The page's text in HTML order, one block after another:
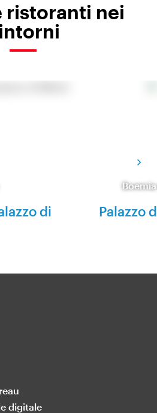
ristoranti nei
di
Palazzo
digitale